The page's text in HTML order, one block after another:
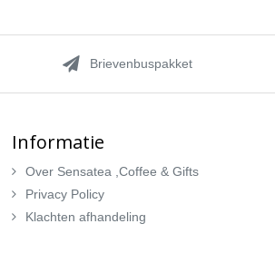
Brievenbuspakket
Informatie
Over Sensatea ,Coffee & Gifts
Privacy Policy
Klachten afhandeling